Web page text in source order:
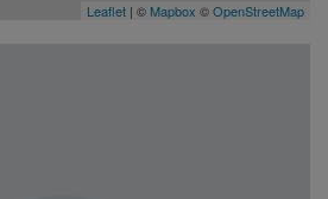
Leaflet | © Mapbox ©OpenStreetMap